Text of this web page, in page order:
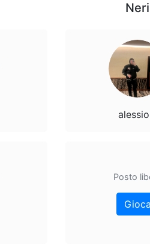
Neri
Posto
Gioca